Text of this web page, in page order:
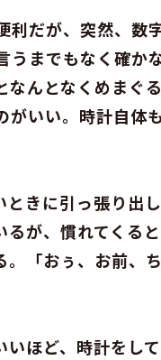
だが、突然、数
までもなく確か
んとなくめまぐ
いい。時計自体
きに引っ張り出
が、慣れてくると
「おぅ、お前、
ほど、時計をし